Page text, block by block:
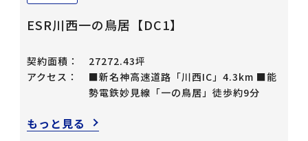
ESR川西一の鳥居【DC1】
契約面積：
27272.43坪
アクセス：
■新名神高速道路「川西IC」4.3km ■能
勢電鉄妙見線「一の鳥居」徒歩約9分
もっと見る